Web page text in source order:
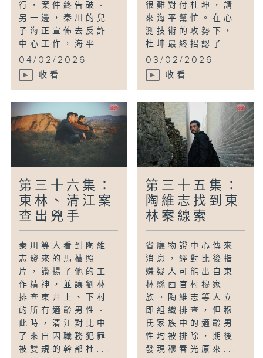
行，案件終告破。
另一邊，秦川的兒
子海正宣佈去反詐
中心工作，海平...
04/02/2026
收看
很難對付杜坤，請
來海平幫忙。在心
測技術的攻勢下，
杜坤最終招認了...
03/02/2026
收看
第三十六集：
東林、清江案
查出兇手
秦川等人看到陶維
志發來的馬槽照
片，讚揚了他的工
作精神，並讓劉林
排查東井上、下村
的所有適齡男性。
此時，清江對比中
了來自因職務犯罪
被雙規的幹部杜...
第三十五集：
陶維志找到東
林案線索
省廳物證中心傳來
消息，經對比後指
嫌疑人可能出自東
林縣西官村穆家
族。陶維志等人立
即組織排查，但穆
氏家族中的適齡男
性均被排除，期後
發現穆春光原來...